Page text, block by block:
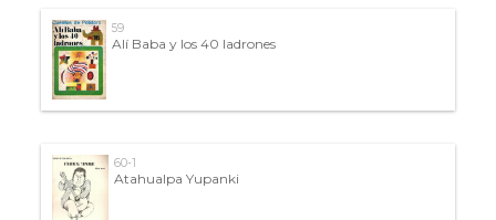
59
Alí Baba y los 40 ladrones
60-1
Atahualpa Yupanki